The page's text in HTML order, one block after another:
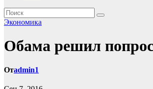
Экономика
Обама решил
Отadmin1